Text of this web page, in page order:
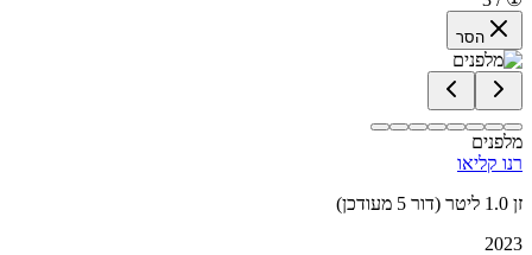
הסר
מלפנים
רנו קליאו
זן 1.0 ליטר (דור 5 מעודכן)
2023